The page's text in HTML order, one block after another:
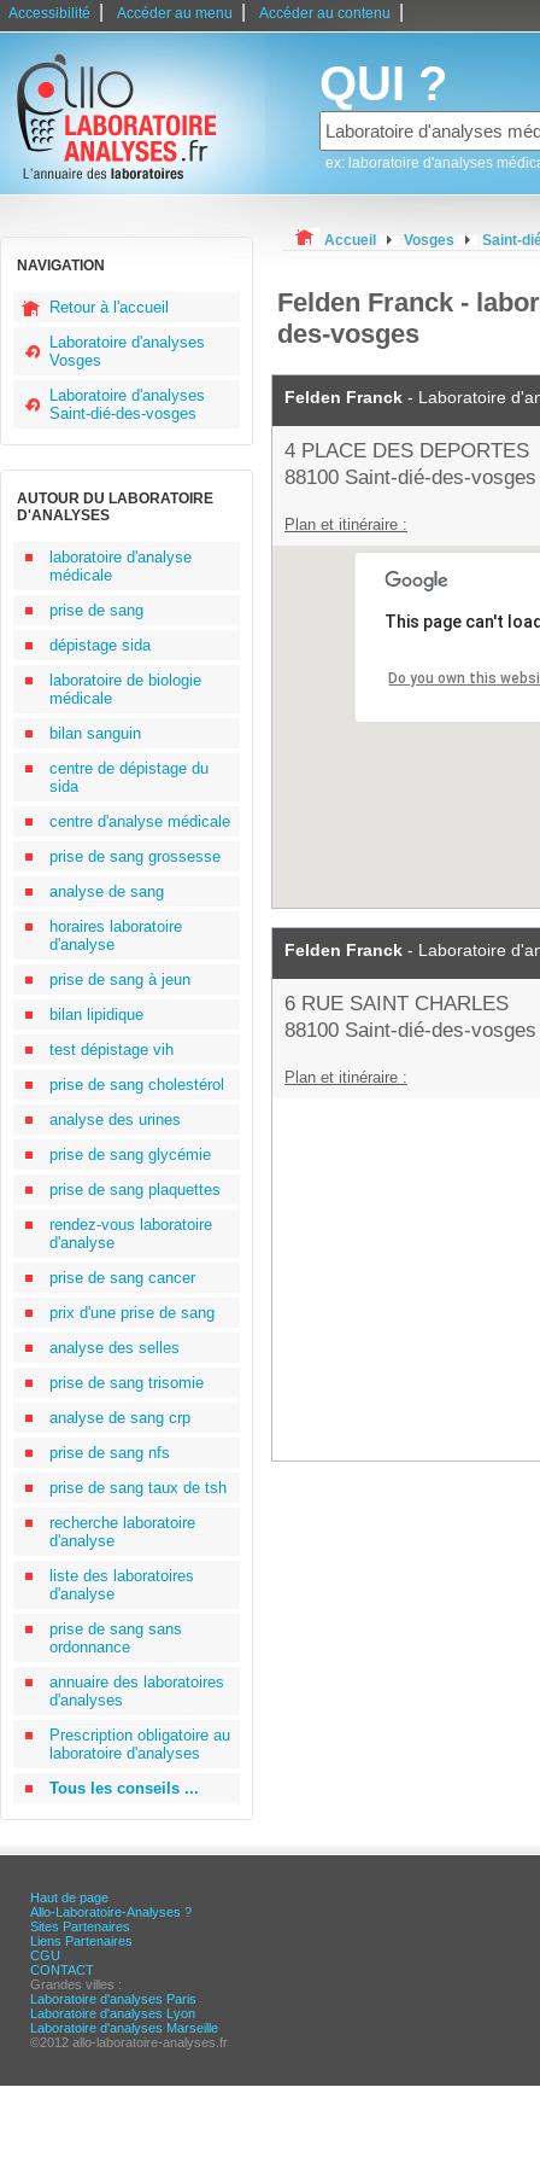
Accessibilité Accéder au menu Accéder au contenu
QUI ?
ex: laboratoire d'analyses
NAVIGATION
Retour à l'accueil
Laboratoire d'analyses
Vosges
Laboratoire d'analyses
Saint-dié-des-vosges
AUTOUR DU LABORATOIRE
D'ANALYSES
laboratoire d'analyse
médicale
prise de sang
dépistage sida
laboratoire de biologie
médicale
bilan sanguin
centre de dépistage du
sida
centre d'analyse médicale
prise de sang grossesse
analyse de sang
horaires laboratoire
d'analyse
prise de sang à jeun
bilan lipidique
test dépistage vih
prise de sang cholestérol
analyse des urines
prise de sang glycémie
prise de sang plaquettes
rendez-vous laboratoire
d'analyse
prise de sang cancer
prix d'une prise de sang
analyse des selles
prise de sang trisomie
analyse de sang crp
prise de sang nfs
prise de sang taux de tsh
recherche laboratoire
d'analyse
liste des laboratoires
d'analyse
prise de sang sans
ordonnance
annuaire des laboratoires
d'analyses
Prescription obligatoire au
laboratoire d'analyses
Tous les conseils ...
Accueil Vosges Saint-
Felden Franck -
des-vosges
Felden Franck - Laboratoire
4 PLACE DES DEPORTES
88100 Saint-dié-des-vosges
Plan et itinéraire :
This page can't
Do you own this
Felden Franck - Laboratoire
6 RUE SAINT CHARLES
88100 Saint-dié-des-vosges
Plan et itinéraire :
Haut de page
Allo-Laboratoire-Analyses ?
Sites Partenaires
Liens Partenaires
CGU
CONTACT
Grandes villes :
Laboratoire d'analyses Paris
Laboratoire d'analyses Lyon
Laboratoire d'analyses Marseille
©2012 allo-laboratoire-analyses.fr